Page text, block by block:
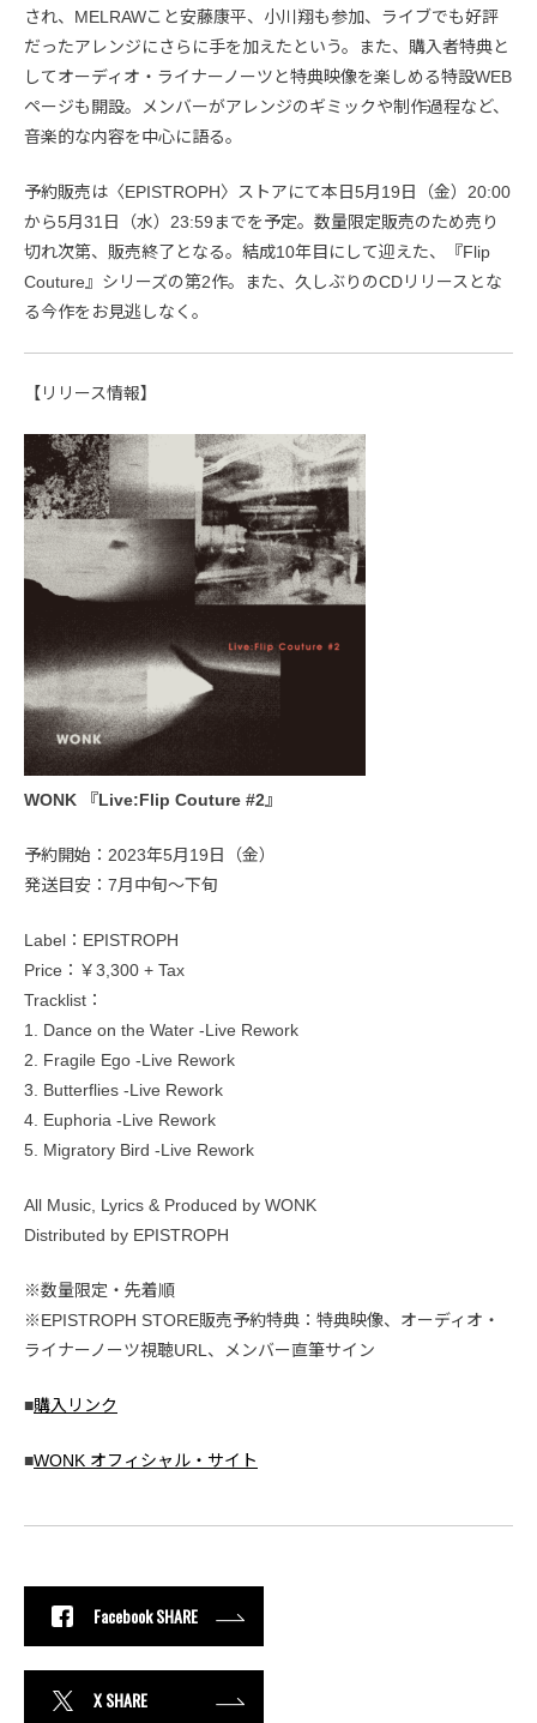
され、MELRAWこと安藤康平、小川翔も参加、ライブでも好評
だったアレンジにさらに手を加えたという。また、購入者特典と
してオーディオ・ライナーノーツと特典映像を楽しめる特設WEB
ページも開設。メンバーがアレンジのギミックや制作過程など、
音楽的な内容を中心に語る。
予約販売は〈EPISTROPH〉ストアにて本日5月19日（金）20:00
から5月31日（水）23:59までを予定。数量限定販売のため売り
切れ次第、販売終了となる。結成10年目にして迎えた、『Flip
Couture』シリーズの第2作。また、久しぶりのCDリリースとな
る今作をお見逃しなく。
【リリース情報】
WONK 『Live:Flip Couture #2』
予約開始：2023年5月19日（金）
発送目安：7月中旬～下旬
Label：EPISTROPH
Price：￥3,300 + Tax
Tracklist：
1. Dance on the Water -Live Rework
2. Fragile Ego -Live Rework
3. Butterflies -Live Rework
4. Euphoria -Live Rework
5. Migratory Bird -Live Rework
All Music, Lyrics & Produced by WONK
Distributed by EPISTROPH
※数量限定・先着順
※EPISTROPH STORE販売予約特典：特典映像、オーディオ・
ライナーノーツ視聴URL、メンバー直筆サイン
■購入リンク
■WONK オフィシャル・サイト
Facebook SHARE
X SHARE